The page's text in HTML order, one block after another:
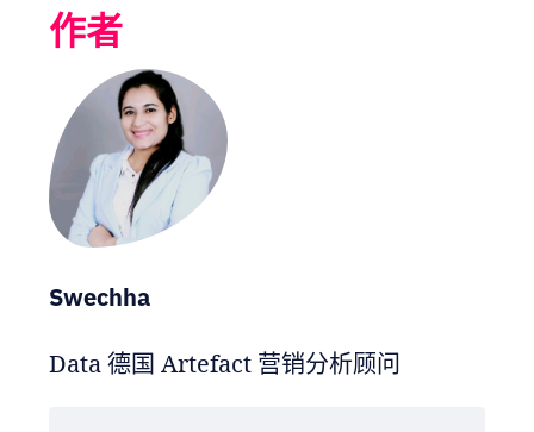
作者
Swechha
Data 德国 Artefact 营销分析顾问